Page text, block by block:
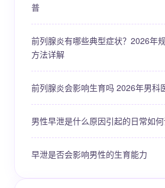
普
前列腺炎有哪些典型症状？2026年
方法详解
前列腺炎会影响生育吗 2026年男科
男性早泄是什么原因引起的日常如
早泄是否会影响男性的生育能力